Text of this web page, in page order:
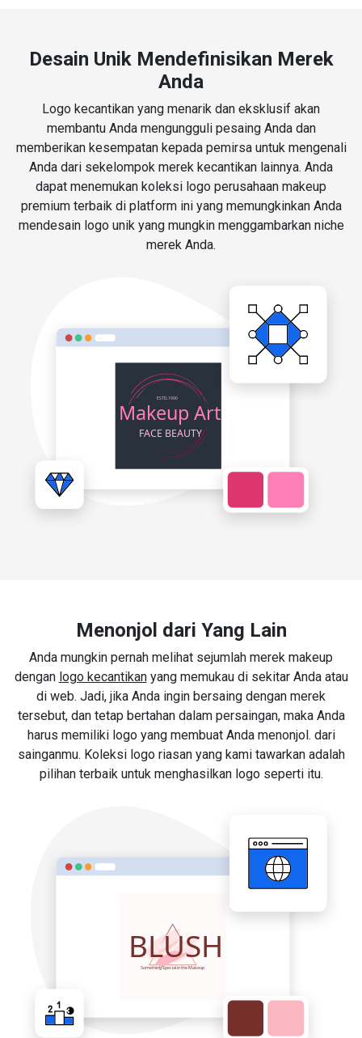
Desain Unik Mendefinisikan Merek
Anda
Logo kecantikan yang menarik dan eksklusif akan
membantu Anda mengungguli pesaing Anda dan
memberikan kesempatan kepada pemirsa untuk mengenali
Anda dari sekelompok merek kecantikan lainnya. Anda
dapat menemukan koleksi logo perusahaan makeup
premium terbaik di platform ini yang memungkinkan Anda
mendesain logo unik yang mungkin menggambarkan niche
merek Anda.
Menonjol dari Yang Lain
Anda mungkin pernah melihat sejumlah merek makeup
dengan logo kecantikanyang memukau di sekitar Anda atau
di web. Jadi, jika Anda ingin bersaing dengan merek
tersebut, dan tetap bertahan dalam persaingan, maka Anda
harus memiliki logo yang membuat Anda menonjol. dari
sainganmu. Koleksi logo riasan yang kami tawarkan adalah
pilihan terbaik untuk menghasilkan logo seperti itu.